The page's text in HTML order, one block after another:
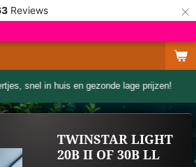
Reviews ×
snel in huis en gezonde lage prijzen!
TWINSTAR LIGHT
20B II OF 30B LL